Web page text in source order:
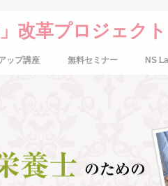
改革プロジェク
ップ講座 無料セミナー NS